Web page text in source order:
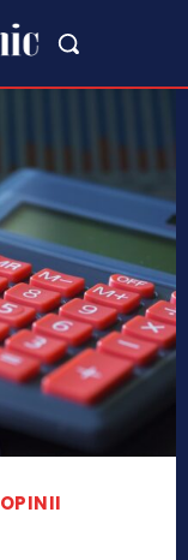
OPINII